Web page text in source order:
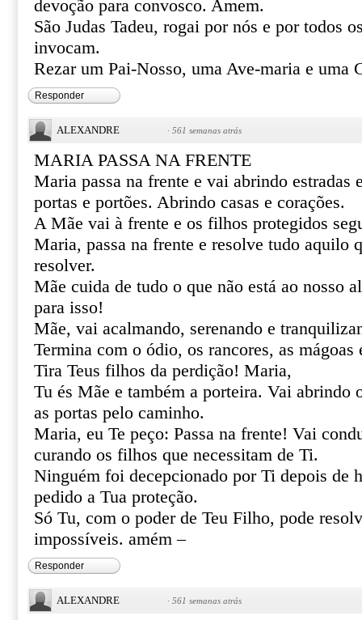
devoção para convosco. Amem.
São Judas Tadeu, rogai por nós e por todos
invocam.
Rezar um Pai-Nosso, uma Ave-maria e uma
Responder
ALEXANDRE · 561 semanas atrás
MARIA PASSA NA FRENTE
Maria passa na frente e vai abrindo estradas
portas e portões. Abrindo casas e corações.
A Mãe vai à frente e os filhos protegidos
Maria, passa na frente e resolve tudo aquilo
resolver.
Mãe cuida de tudo o que não está ao nosso
para isso!
Mãe, vai acalmando, serenando e
Termina com o ódio, os rancores, as mágoas
Tira Teus filhos da perdição! Maria,
Tu és Mãe e também a porteira. Vai abrindo
as portas pelo caminho.
Maria, eu Te peço: Passa na frente! Vai
curando os filhos que necessitam de Ti.
Ninguém foi decepcionado por Ti depois de
pedido a Tua proteção.
Só Tu, com o poder de Teu Filho, pode
impossíveis. amém –
Responder
ALEXANDRE · 561 semanas atrás